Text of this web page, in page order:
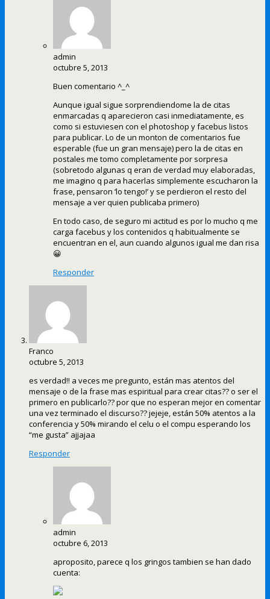
admin
octubre 5, 2013
Buen comentario ^_^
Aunque igual sigue sorprendiendome la de citas
enmarcadas q aparecieron casi inmediatamente, es
como si estuviesen con el photoshop y facebus listos
para publicar. Lo de un monton de comentarios fue
esperable (fue un gran mensaje) pero la de citas en
postales me tomo completamente por sorpresa
(sobretodo algunas q eran de verdad muy elaboradas,
me imagino q para hacerlas simplemente escucharon la
frase, pensaron ‘lo tengo!’ y se perdieron el resto del
mensaje a ver quien publicaba primero)
En todo caso, de seguro mi actitud es por lo mucho q me
carga facebus y los contenidos q habitualmente se
encuentran en el, aun cuando algunos igual me dan risa
😀
Responder
Franco
octubre 5, 2013
es verdad!! a veces me pregunto, están mas atentos del
mensaje o de la frase mas espiritual para crear citas?? o ser el
primero en publicarlo?? por que no esperan mejor en comentar
una vez terminado el discurso?? jejeje, están 50% atentos a la
conferencia y 50% mirando el celu o el compu esperando los
“me gusta” ajjajaa
Responder
admin
octubre 6, 2013
aproposito, parece q los gringos tambien se han dado
cuenta: